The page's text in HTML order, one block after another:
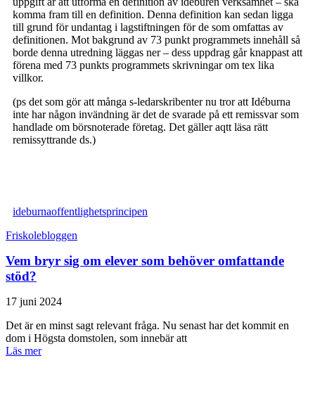
komma fram till en definition. Denna definition kan sedan ligga
till grund för undantag i lagstiftningen för de som omfattas av
definitionen. Mot bakgrund av 73 punkt programmets innehåll så
borde denna utredning läggas ner – dess uppdrag går knappast att
förena med 73 punkts programmets skrivningar om tex lika
villkor.
(ps det som gör att många s-ledarskribenter nu tror att Idéburna
inte har någon invändning är det de svarade på ett remissvar som
handlade om börsnoterade företag. Det gäller aqtt läsa rätt
remissyttrande ds.)
ideburnaoffentlighetsprincipen
Friskolebloggen
Vem bryr sig om elever som behöver omfattande
stöd?
17 juni 2024
Det är en minst sagt relevant fråga. Nu senast har det kommit en
dom i Högsta domstolen, som innebär att
Läs mer